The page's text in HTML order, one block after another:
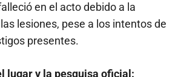
en el acto debido a la
lesiones, pese a los intentos de
presentes.
lugar y la pesquisa oficial: